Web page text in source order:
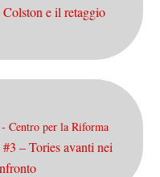
e il retaggio
- Centro per la Riforma
– Tories avanti nei